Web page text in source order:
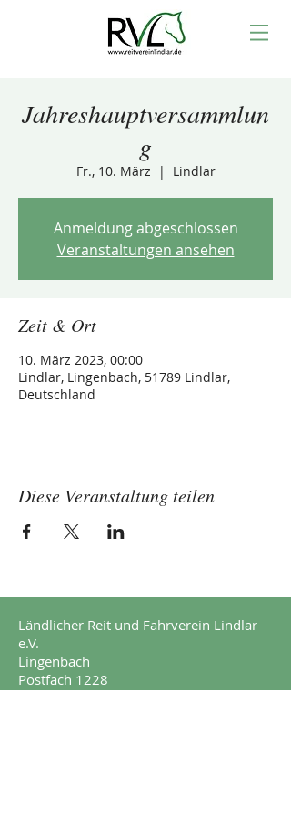
Jahreshauptversammlun
g
Fr., 10. März
  |
Lindlar
Anmeldung abgeschlossen
Veranstaltungen ansehen
Zeit & Ort
10. März 2023, 00:00
Lindlar, Lingenbach, 51789 Lindlar,
Deutschland
Diese Veranstaltung teilen
Ländlicher Reit und Fahrverein Lindlar
e.V.
Lingenbach
Postfach 1228